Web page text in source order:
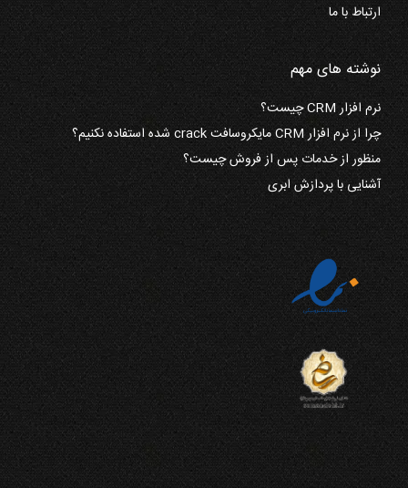
ارتباط با ما
نوشته های مهم
نرم افزار CRM چیست؟
چرا از نرم افزار CRM مایکروسافت crack شده استفاده نکنیم؟
منظور از خدمات پس از فروش چیست؟
آشنایی با پردازش ابری